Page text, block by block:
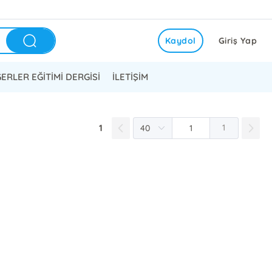
Giriş Yap
Kaydol
EĞİTİMİ DERGİSİ İLETİŞİM
1 1